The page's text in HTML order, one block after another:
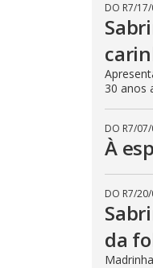
DO R7/
30 anos
DO R7/
À
DO R7/
da